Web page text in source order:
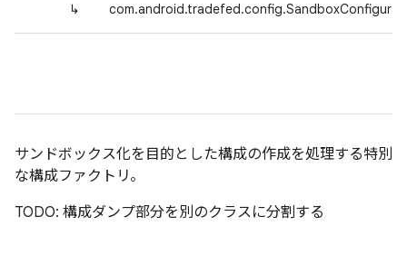
↳
サンドボックス化を目的とした構成の作成を処理する特別
な構成ファクトリ。
TODO: 構成ダンプ部分を別のクラスに分割する